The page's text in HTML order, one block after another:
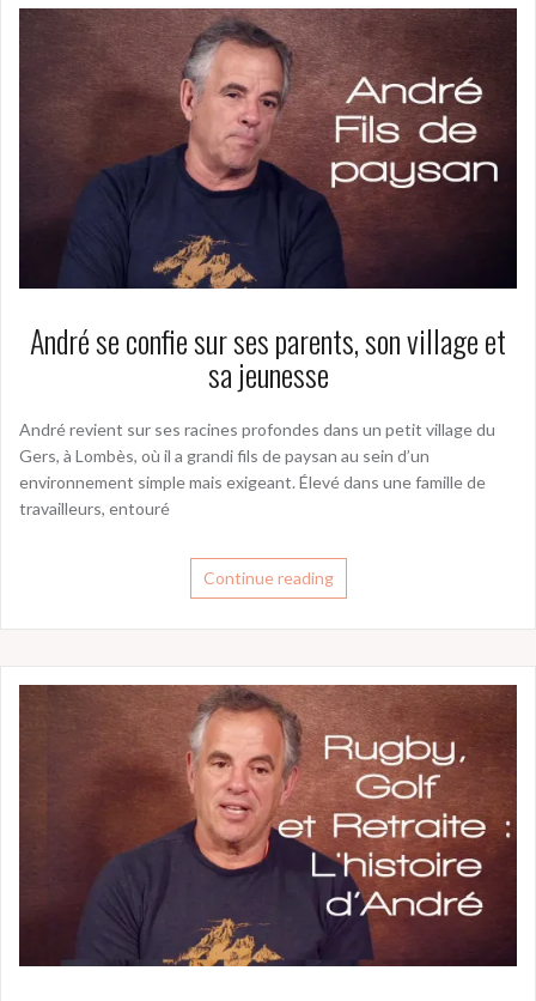
André se confie sur ses parents, son village et
sa jeunesse
André revient sur ses racines profondes dans un petit village du
Gers, à Lombès, où il a grandi fils de paysan au sein d’un
environnement simple mais exigeant. Élevé dans une famille de
travailleurs, entouré
Continue reading